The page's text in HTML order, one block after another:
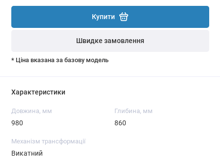
Купити
Швидке замовлення
* Ціна вказана за базову модель
Характеристики
Довжина, мм
980
Глибина, мм
860
Механізм трансформації
Викатний